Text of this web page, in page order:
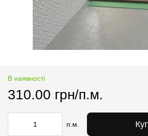
В наявності
310.00 грн/п.м.
п.м.